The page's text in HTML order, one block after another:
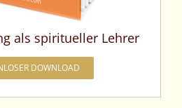
als spiritueller Lehrer
DOWNLOAD